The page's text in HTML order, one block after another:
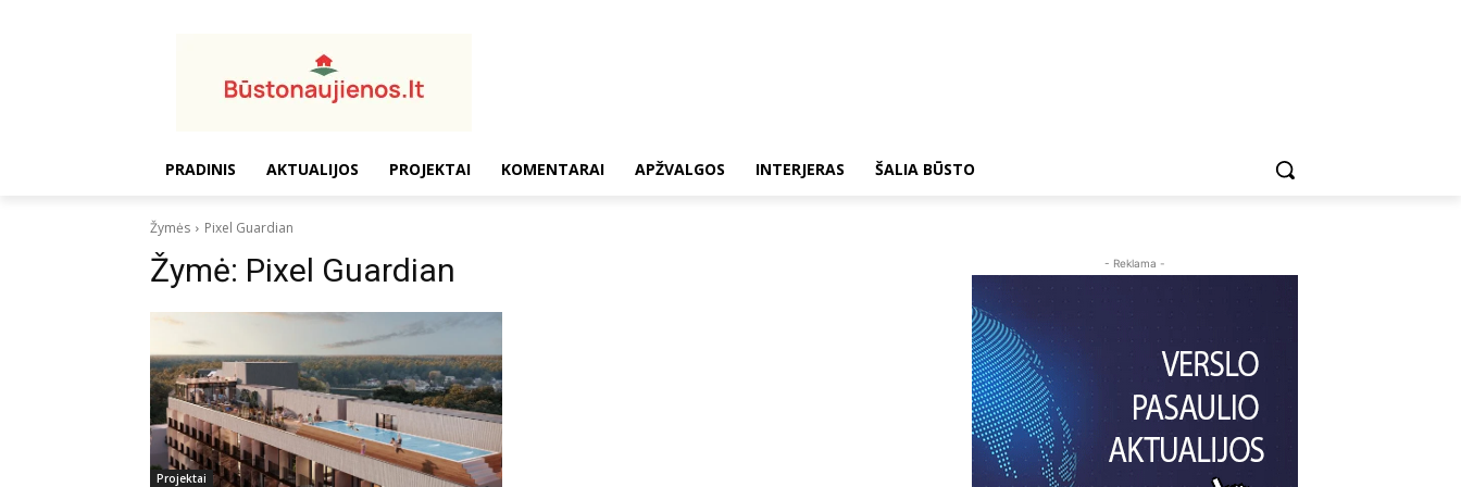
PRADINIS AKTUALIJOS PROJEKTAI KOMENTARAI APŽVALGOS INTERJERAS ŠALIA BŪSTO
Žymės Pixel Guardian
Žymė: Pixel Guardian
Projektai
- Reklama -